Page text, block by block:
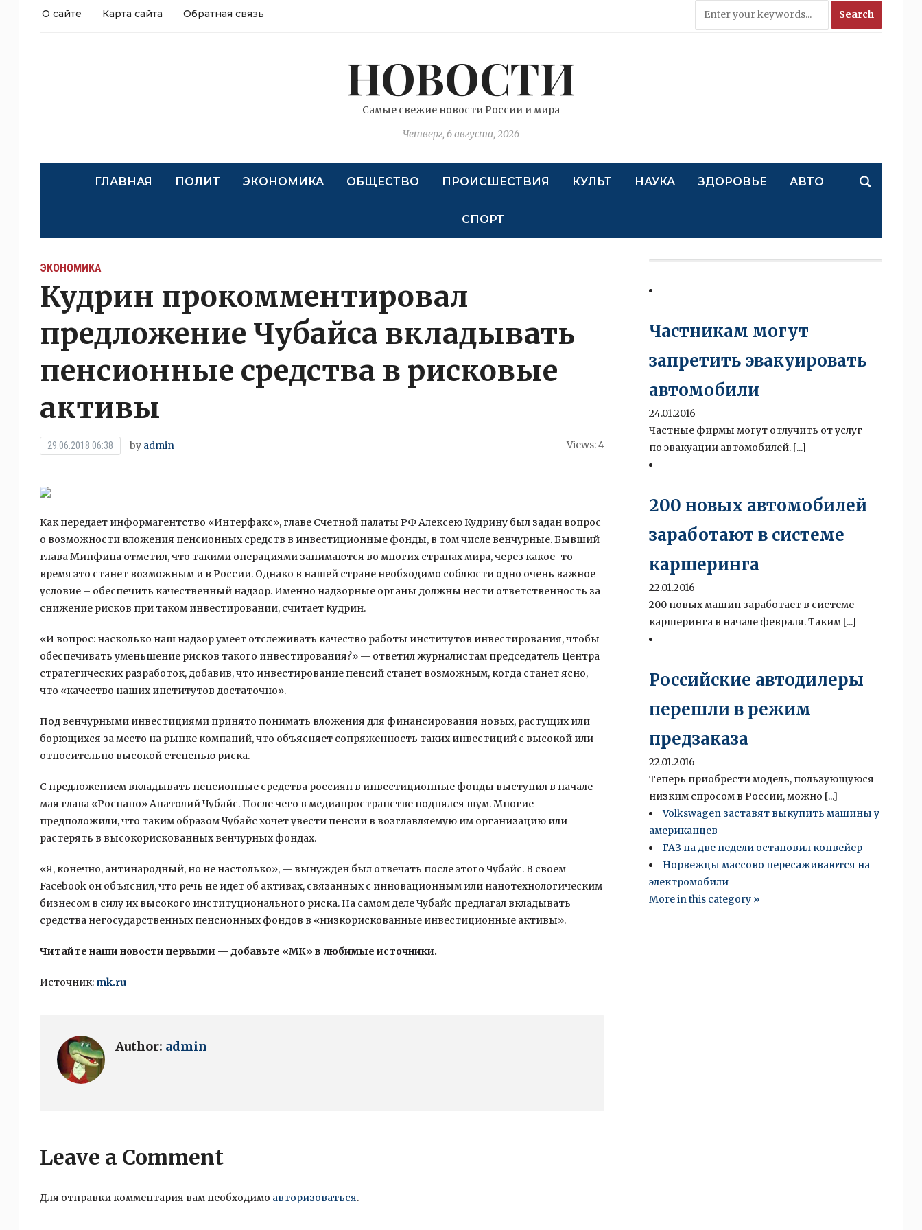
О сайте Карта сайта Обратная связь
НОВОСТИ
Самые свежие новости России и мира
Четверг, 6 августа, 2026
ГЛАВНАЯ ПОЛИТ ЭКОНОМИКА ОБЩЕСТВО ПРОИСШЕСТВИЯ КУЛЬТ НАУКА ЗДОРОВЬЕ АВТО
СПОРТ
ЭКОНОМИКА
Кудрин прокомментировал
предложение Чубайса вкладывать
пенсионные средства в рисковые
активы
29.06.2018 06:38 by admin Views: 4
Как передает информагентство «Интерфакс», главе Счетной палаты РФ Алексею Кудрину был задан вопрос
о возможности вложения пенсионных средств в инвестиционные фонды, в том числе венчурные. Бывший
глава Минфина отметил, что такими операциями занимаются во многих странах мира, через какое-то
время это станет возможным и в России. Однако в нашей стране необходимо соблюсти одно очень важное
условие – обеспечить качественный надзор. Именно надзорные органы должны нести ответственность за
снижение рисков при таком инвестировании, считает Кудрин.
«И вопрос: насколько наш надзор умеет отслеживать качество работы институтов инвестирования, чтобы
обеспечивать уменьшение рисков такого инвестирования?» — ответил журналистам председатель Центра
стратегических разработок, добавив, что инвестирование пенсий станет возможным, когда станет ясно,
что «качество наших институтов достаточно».
Под венчурными инвестициями принято понимать вложения для финансирования новых, растущих или
борющихся за место на рынке компаний, что объясняет сопряженность таких инвестиций с высокой или
относительно высокой степенью риска.
С предложением вкладывать пенсионные средства россиян в инвестиционные фонды выступил в начале
мая глава «Роснано» Анатолий Чубайс. После чего в медиапространстве поднялся шум. Многие
предположили, что таким образом Чубайс хочет увести пенсии в возглавляемую им организацию или
растерять в высокорискованных венчурных фондах.
«Я, конечно, антинародный, но не настолько», — вынужден был отвечать после этого Чубайс. В своем
Facebook он объяснил, что речь не идет об активах, связанных с инновационным или нанотехнологическим
бизнесом в силу их высокого институционального риска. На самом деле Чубайс предлагал вкладывать
средства негосударственных пенсионных фондов в «низкорискованные инвестиционные активы».
Читайте наши новости первыми — добавьте «МК» в любимые источники.
Источник: mk.ru
Author: admin
Leave a Comment
Для отправки комментария вам необходимо авторизоваться.
Частникам могут
запретить эвакуировать
автомобили
24.01.2016
Частные фирмы могут отлучить от услуг
по эвакуации автомобилей. [...]
200 новых автомобилей
заработают в системе
каршеринга
22.01.2016
200 новых машин заработает в системе
каршеринга в начале февраля. Таким [...]
Российские автодилеры
перешли в режим
предзаказа
22.01.2016
Теперь приобрести модель, пользующуюся
низким спросом в России, можно [...]
Volkswagen заставят выкупить машины у
американцев
ГАЗ на две недели остановил конвейер
Норвежцы массово пересаживаются на
электромобили
More in this category »